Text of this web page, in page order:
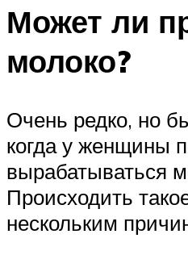
Может ли
молоко?
Очень редко, но
когда у женщины
вырабатываться
Происходить
нескольким